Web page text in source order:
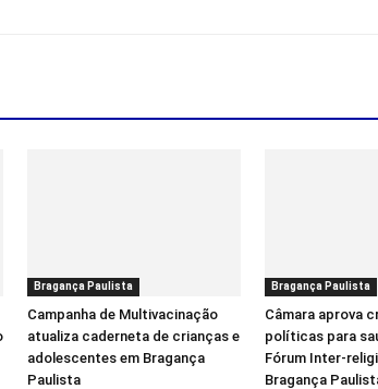
Bragança Paulista
Campanha de Multivacinação
atualiza caderneta de crianças e
adolescentes em Bragança
Paulista
Bragança Paulista
Câmara aprova
políticas para
Fórum Inter-
Bragança